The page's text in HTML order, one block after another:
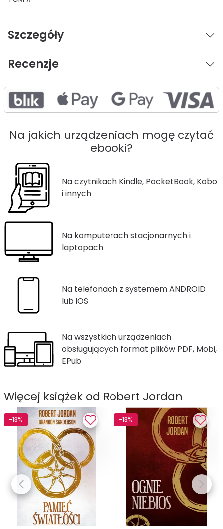
Szczegóły
Recenzje
Na jakich urządzeniach mogę czytać
ebooki?
Na czytnikach Kindle, PocketBook, Kobo
i innych
Na komputerach stacjonarnych i
laptopach
Na telefonach z systemem ANDROID
lub iOS
Na wszystkich urządzeniach
obsługujących format plików PDF, Mobi,
EPub
Więcej książek od Robert Jordan
-13% -13%